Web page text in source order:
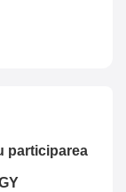
participarea